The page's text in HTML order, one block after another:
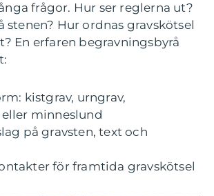
frågor. Hur ser reglerna ut?
stenen? Hur ordnas gravskötsel
En erfaren begravningsbyrå
kistgrav, urngrav,
minneslund
på gravsten, text och
för framtida gravskötsel